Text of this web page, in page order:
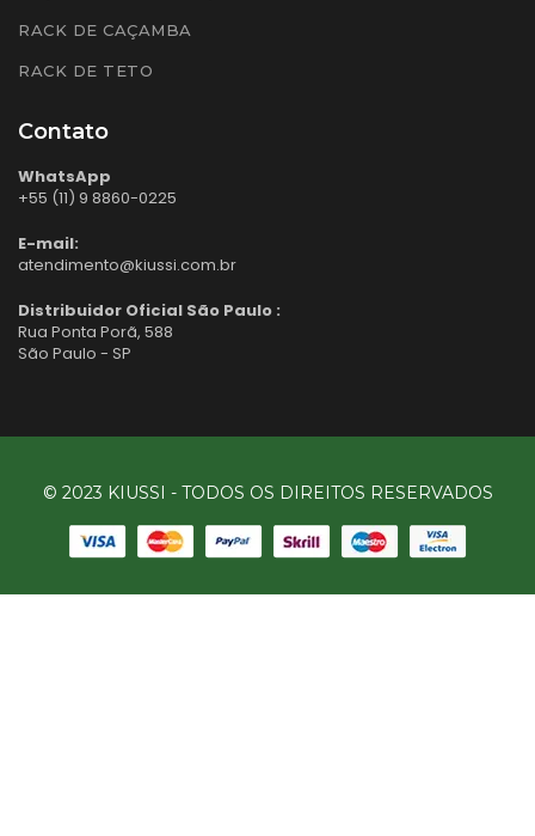
RACK DE CAÇAMBA
RACK DE TETO
Contato
WhatsApp
+55 (11) 9 8860-0225
E-mail:
atendimento@kiussi.com.br
Distribuidor Oficial São Paulo :
Rua Ponta Porã, 588
São Paulo - SP
© 2023 KIUSSI - TODOS OS DIREITOS RESERVADOS